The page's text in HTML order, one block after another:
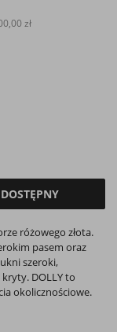
zł
różowego złota.
pasem oraz
szeroki,
kryty. DOLLY to
okolicznościowe.